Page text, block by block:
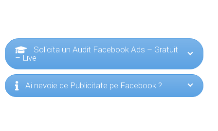
Solicita un Audit Facebook Ads – Gratuit
– Live
Ai nevoie de Publicitate pe Facebook ?